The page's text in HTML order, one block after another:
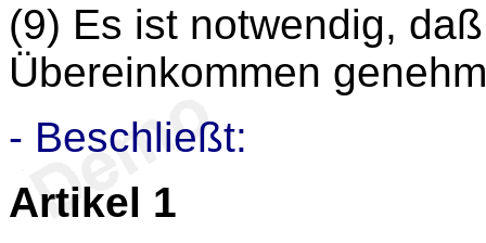
(9) Es ist notwendig,
Übereinkommen
- Beschließt:
Artikel 1